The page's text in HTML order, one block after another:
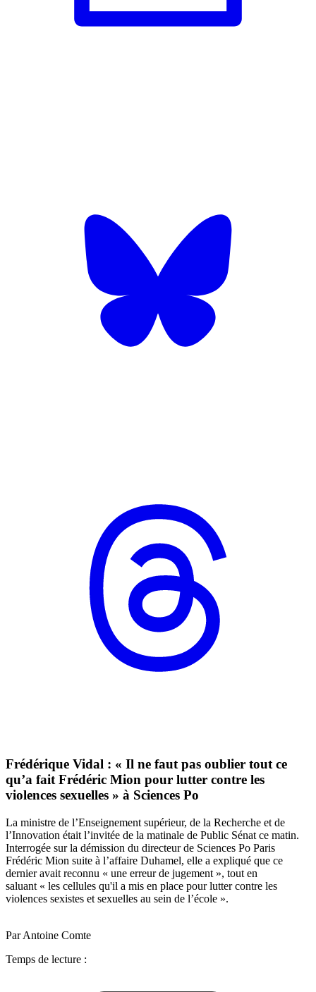
Frédérique Vidal : « Il ne faut pas oublier tout ce
qu’a fait Frédéric Mion pour lutter contre les
violences sexuelles » à Sciences Po
La ministre de l’Enseignement supérieur, de la Recherche et de
l’Innovation était l’invitée de la matinale de Public Sénat ce matin.
Interrogée sur la démission du directeur de Sciences Po Paris
Frédéric Mion suite à l’affaire Duhamel, elle a expliqué que ce
dernier avait reconnu « une erreur de jugement », tout en
saluant « les cellules qu'il a mis en place pour lutter contre les
violences sexistes et sexuelles au sein de l’école ».
Par Antoine Comte
Temps de lecture :